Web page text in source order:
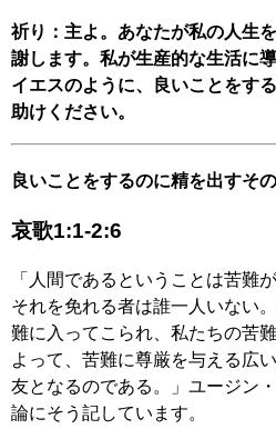
祈り：主よ。あなたが私の人生
謝します。私が生産的な生活に
イエスのように、良いことをす
助けください。
良いことをするのに精を出すそ
哀歌1:1-2:6
「人間であるということは苦難
それを免れる者は誰一人いない
難に入ってこられ、私たちの苦
よって、苦難に尊厳を与える広
友となるのである。」ユージン
論にそう記しています。